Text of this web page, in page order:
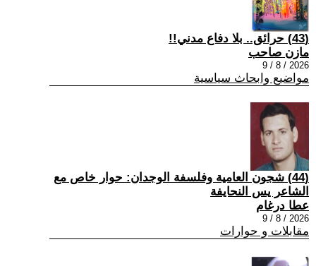
(43) حرائق.. بلا دفاع مدني!!
مازن صاحب
2026 / 8 / 9
مواضيع وابحاث سياسية
(44) شجون العامية وفلسفة الوجدان: حوار خاص مع
الشاعر يس النحايفة
عطا درغام
2026 / 8 / 9
مقابلات و حوارات